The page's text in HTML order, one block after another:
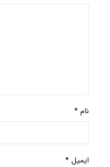
نام*
ایمیل*